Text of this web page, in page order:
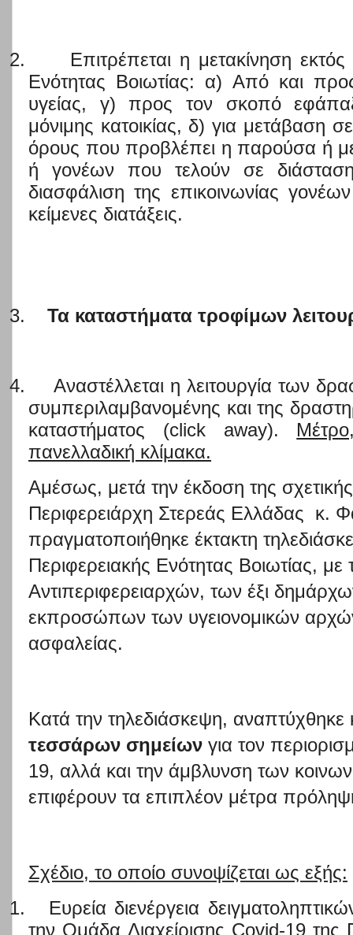
2.
Επιτρέπεται η μετακίνηση
Ενότητας Βοιωτίας: α) Από και
υγείας, γ) προς τον σκοπό
μόνιμης κατοικίας, δ) για μετάβαση
όρους που προβλέπει η παρούσα ή
ή γονέων που τελούν σε
διασφάλιση της επικοινωνίας
κείμενες διατάξεις.
3. Τα καταστήματα τροφίμων
4.
Αναστέλλεται η λειτουργία των
συμπεριλαμβανομένης και της
καταστήματος (click away).
πανελλαδική κλίμακα.
Αμέσως, μετά την έκδοση της
Περιφερειάρχη Στερεάς Ελλάδας κ.
πραγματοποιήθηκε έκτακτη
Περιφερειακής Ενότητας Βοιωτίας,
Αντιπεριφερειαρχών, των έξι
εκπροσώπων των υγειονομικών
ασφαλείας.
Κατά την τηλεδιάσκεψη,
τεσσάρων σημείων για τον
19, αλλά και την άμβλυνση των
επιφέρουν τα επιπλέον μέτρα
Σχέδιο, το οποίο συνοψίζεται ως εξής:
1.
Ευρεία διενέργεια
την Oμάδα Διαχείρισης Covid-19 της